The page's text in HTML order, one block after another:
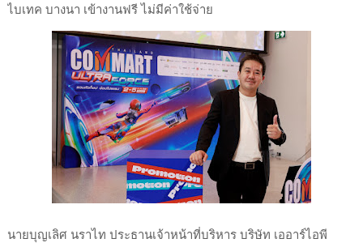
ไบเทค บางนา เข้างานฟรี ไม่มีค่าใช้จ่าย
นายบุญเลิศ นราไท ประธานเจ้าหน้าที่บริหาร บริษัท เออาร์ไอพี